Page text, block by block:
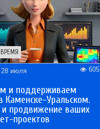
28 июля 605
и поддерживаем
Каменске-Уральском.
и продвижение ваших
проектов